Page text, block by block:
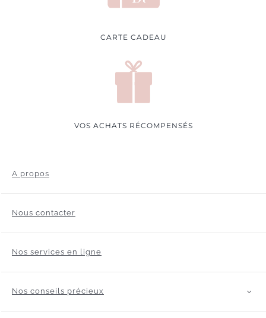
CARTE CADEAU
VOS ACHATS RÉCOMPENSÉS
A propos
Nous contacter
Nos services en ligne
Nos conseils précieux